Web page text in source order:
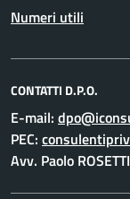
Numeri utili
CONTATTI D.P.O.
E-mail:
PEC:
Avv. Paolo ROSETTI